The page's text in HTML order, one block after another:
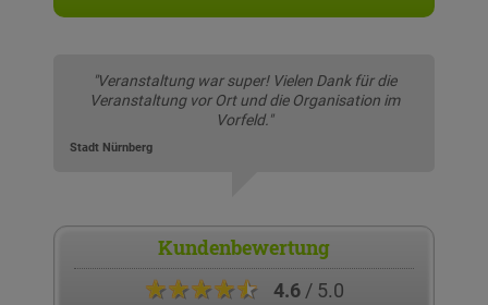
"Veranstaltung war super! Vielen Dank für die
Veranstaltung vor Ort und die Organisation im
Vorfeld."
Stadt Nürnberg
Kundenbewertung
★★★★★ 4.6/ 5.0